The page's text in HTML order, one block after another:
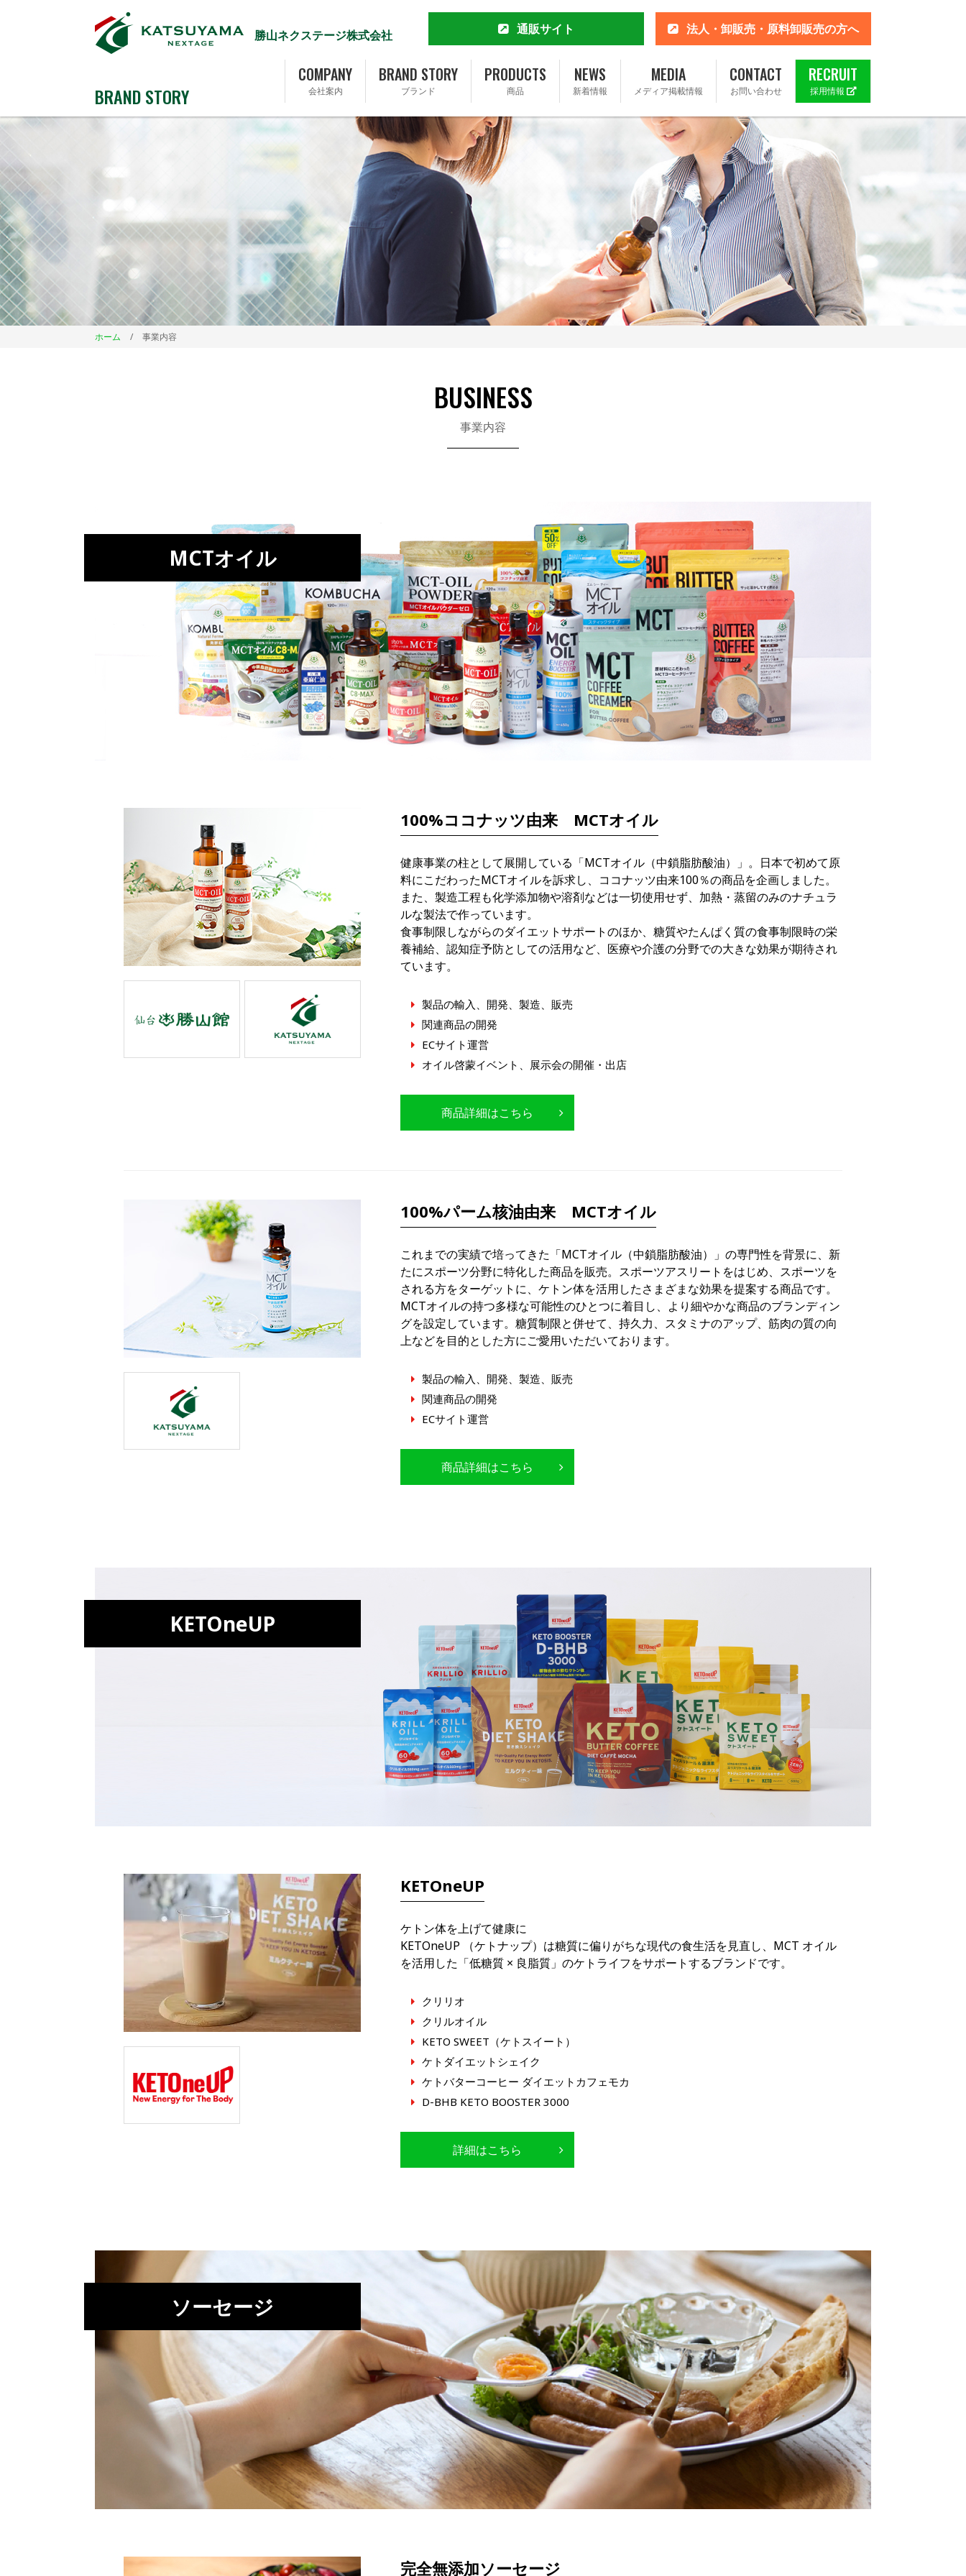
勝山ネクステージ株式会社
BRAND STORY
通販サイト
公式通販サイト
楽天市場店
Yahoo!ショッピング店
Amazon
Amazonふるさと納税
Qoo10店
完全無添加ソーセージ FOR365 楽天市場店
完全無添加ソーセージ FOR365 Yahoo!店
法人・卸販売・原料卸販売の方へ
COMPANY
会社案内
トップメッセージ
SDGsへの取り組み
採用情報
BRAND STORY
ブランド
ブランドストーリー
事業内容
PRODUCTS
商品
NEWS
新着情報
MEDIA
メディア掲載情報
CONTACT
お問い合わせ
RECRUIT
採用情報
ホーム / 事業内容
BUSINESS
事業内容
MCTオイル
100%ココナッツ由来 MCTオイル
健康事業の柱として展開している「MCTオイル（中鎖脂肪酸油）」。日本で初めて原
料にこだわったMCTオイルを訴求し、ココナッツ由来100％の商品を企画しました。
また、製造工程も化学添加物や溶剤などは一切使用せず、加熱・蒸留のみのナチュラ
ルな製法で作っています。
食事制限しながらのダイエットサポートのほか、糖質やたんぱく質の食事制限時の栄
養補給、認知症予防としての活用など、医療や介護の分野での大きな効果が期待され
ています。
製品の輸入、開発、製造、販売
関連商品の開発
ECサイト運営
オイル啓蒙イベント、展示会の開催・出店
商品詳細はこちら
100%パーム核油由来 MCTオイル
これまでの実績で培ってきた「MCTオイル（中鎖脂肪酸油）」の専門性を背景に、新
たにスポーツ分野に特化した商品を販売。スポーツアスリートをはじめ、スポーツを
される方をターゲットに、ケトン体を活用したさまざまな効果を提案する商品です。
MCTオイルの持つ多様な可能性のひとつに着目し、より細やかな商品のブランディン
グを設定しています。糖質制限と併せて、持久力、スタミナのアップ、筋肉の質の向
上などを目的とした方にご愛用いただいております。
製品の輸入、開発、製造、販売
関連商品の開発
ECサイト運営
商品詳細はこちら
KETOneUP
KETOneUP
ケトン体を上げて健康に
KETOneUP （ケトナップ）は糖質に偏りがちな現代の食生活を見直し、MCT オイル
を活用した「低糖質 × 良脂質」のケトライフをサポートするブランドです。
クリリオ
クリルオイル
KETO SWEET（ケトスイート）
ケトダイエットシェイク
ケトバターコーヒー ダイエットカフェモカ
D-BHB KETO BOOSTER 3000
詳細はこちら
ソーセージ
完全無添加ソーセージ